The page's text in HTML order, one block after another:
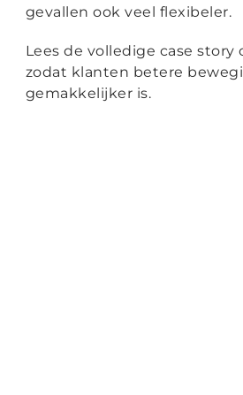
gevallen ook veel flexibeler.
Lees de volledige case story
zodat klanten betere
gemakkelijker is.